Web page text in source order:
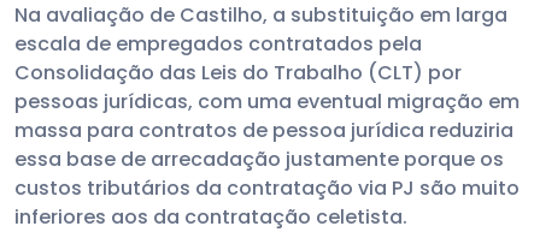
Na avaliação de Castilho, a substituição em larga
escala de empregados contratados pela
Consolidação das Leis do Trabalho (CLT) por
pessoas jurídicas, com uma eventual migração em
massa para contratos de pessoa jurídica reduziria
essa base de arrecadação justamente porque os
custos tributários da contratação via PJ são muito
inferiores aos da contratação celetista.